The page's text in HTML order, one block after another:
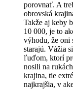
porovnať. A
obrovská
Takže aj keby
10 000, je to
výhodu, že oni
starajú. Vážia
ľuďom, ktorí
nosili na
krajina, tie
najkrajšia, v